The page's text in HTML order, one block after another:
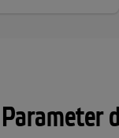
Parameter